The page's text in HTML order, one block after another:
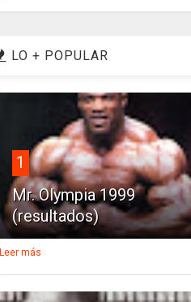
LO + POPULAR
1
Mr. Olympia 1999
(resultados)
Leer más